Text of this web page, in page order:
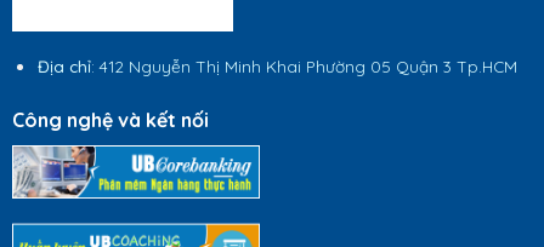
Địa chỉ: 412 Nguyễn Thị Minh Khai Phường 05 Quận 3 Tp.HCM
Công nghệ và kết nối